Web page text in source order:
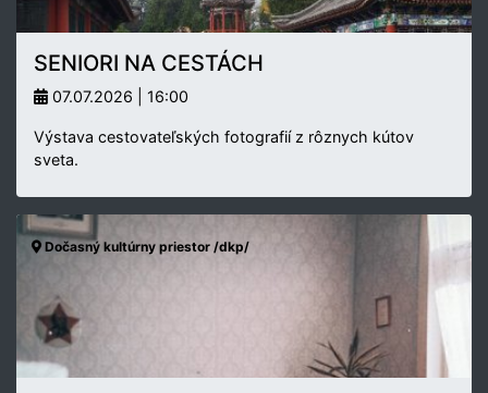
SENIORI NA CESTÁCH
07.07.2026 | 16:00
Výstava cestovateľských fotografií z rôznych kútov
sveta.
Dočasný kultúrny priestor /dkp/